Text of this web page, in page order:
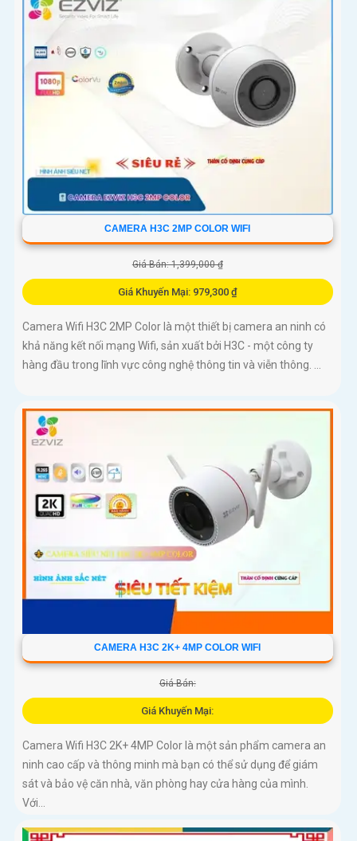
CAMERA H3C 2MP COLOR WIFI
Giá Bán: 1,399,000 ₫
Giá Khuyến Mại: 979,300 ₫
Camera Wifi H3C 2MP Color là một thiết bị camera an ninh có
khả năng kết nối mạng Wifi, sản xuất bởi H3C - một công ty
hàng đầu trong lĩnh vực công nghệ thông tin và viễn thông. ...
CAMERA H3C 2K+ 4MP COLOR WIFI
Giá Bán:
Giá Khuyến Mại:
Camera Wifi H3C 2K+ 4MP Color là một sản phẩm camera an
ninh cao cấp và thông minh mà bạn có thể sử dụng để giám
sát và bảo vệ căn nhà, văn phòng hay cửa hàng của mình.
Với...